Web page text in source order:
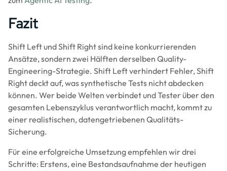
Fazit
Shift Left und Shift Right sind keine konkurrierenden
Ansätze, sondern zwei Hälften derselben Quality-
Engineering-Strategie. Shift Left verhindert Fehler, Shift
Right deckt auf, was synthetische Tests nicht abdecken
können. Wer beide Welten verbindet und Tester über den
gesamten Lebenszyklus verantwortlich macht, kommt zu
einer realistischen, datengetriebenen Qualitäts-
Sicherung.
Für eine erfolgreiche Umsetzung empfehlen wir drei
Schritte: Erstens, eine Bestandsaufnahme der heutigen